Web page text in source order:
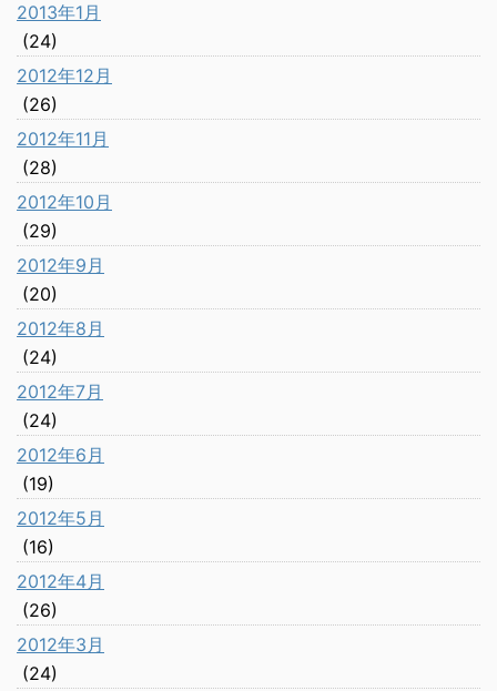
2013年1月
(24)
2012年12月
(26)
2012年11月
(28)
2012年10月
(29)
2012年9月
(20)
2012年8月
(24)
2012年7月
(24)
2012年6月
(19)
2012年5月
(16)
2012年4月
(26)
2012年3月
(24)